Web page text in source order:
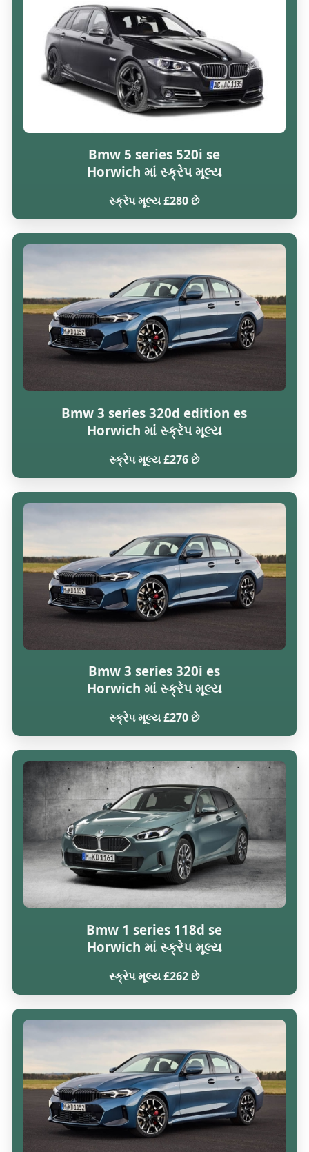
Bmw 5 series 520i se
Horwich માં સ્ક્રેપ મૂલ્ય
સ્ક્રેપ મૂલ્ય £280 છે
Bmw 3 series 320d edition es
Horwich માં સ્ક્રેપ મૂલ્ય
સ્ક્રેપ મૂલ્ય £276 છે
Bmw 3 series 320i es
Horwich માં સ્ક્રેપ મૂલ્ય
સ્ક્રેપ મૂલ્ય £270 છે
Bmw 1 series 118d se
Horwich માં સ્ક્રેપ મૂલ્ય
સ્ક્રેપ મૂલ્ય £262 છે